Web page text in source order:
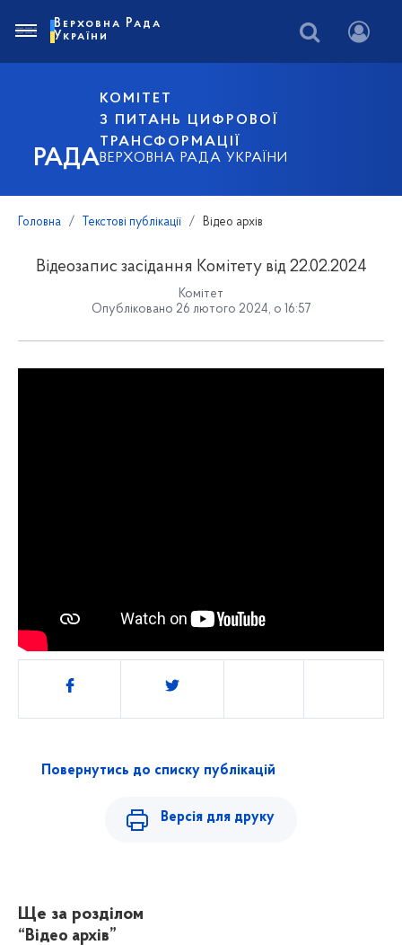
РАДА
КОМІТЕТ
З ПИТАНЬ ЦИФРОВОЇ
ТРАНСФОРМАЦІЇ
ВЕРХОВНА РАДА УКРАЇНИ
Верховна Рада
України
Головна Текстові публікації Відео архів
Відеозапис засідання Комітету від 22.02.2024
Комітет
Опубліковано 26 лютого 2024, о 16:57
Поділитись
Повернутись до списку публікацій
Версія для друку
Ще за розділом
“Відео архів”